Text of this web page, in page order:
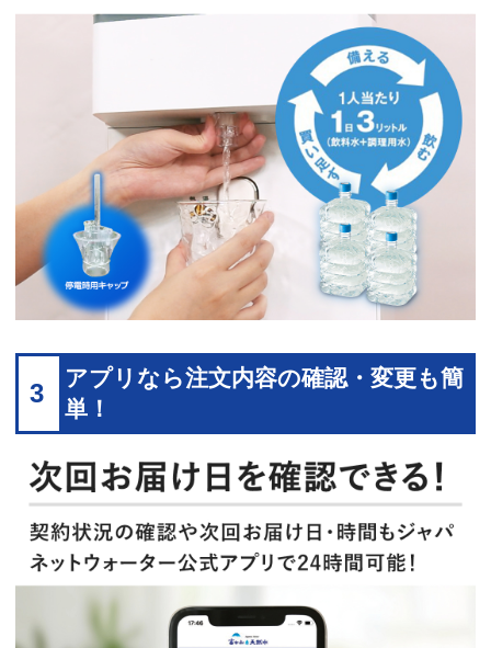
3
アプリなら注文内容の確認・変更も簡
単！